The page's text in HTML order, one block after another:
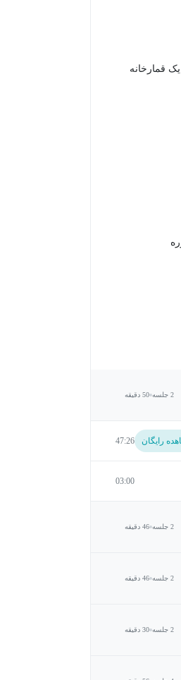
قمارخانه
2 جلسه 50 دقیقه
رایگان 47:26
03:00
2 جلسه 46 دقیقه
2 جلسه 46 دقیقه
2 جلسه 30 دقیقه